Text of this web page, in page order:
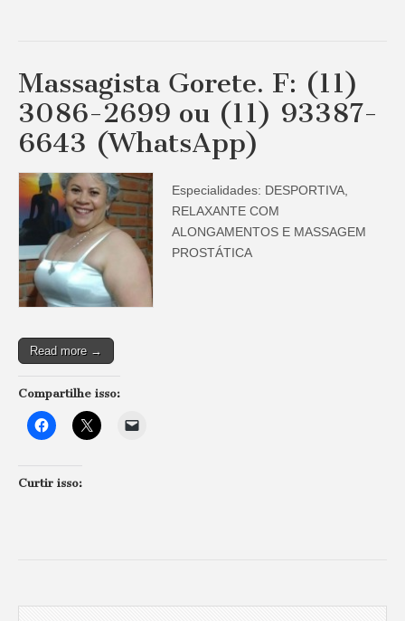
Massagista Gorete. F: (11)
3086-2699 ou (11) 93387-
6643 (WhatsApp)
Especialidades: DESPORTIVA,
RELAXANTE COM
ALONGAMENTOS E MASSAGEM
PROSTÁTICA
Read more →
Compartilhe isso:
Curtir isso: